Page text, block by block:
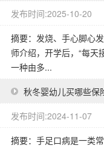
发布时间:2025-10-20
摘要：发烧、手心脚心
师介绍，开学后，“每
一种由多...
秋冬婴幼儿买哪些保
发布时间:2024-11-07
摘要：手足口病是一类